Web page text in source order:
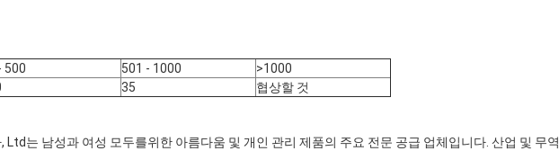
500 501 - 1000
>1000
35 협상할 것
Ltd는 남성과 여성 모두를위한 아름다움 및 개인 관리 제품의 주요 전문 공급 업체입니다. 산업 및 무역